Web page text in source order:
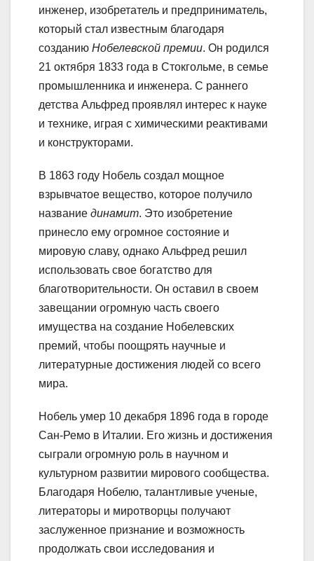
инженер, изобретатель и предприниматель,
который стал известным благодаря
созданию Нобелевской премии. Он родился
21 октября 1833 года в Стокгольме, в семье
промышленника и инженера. С раннего
детства Альфред проявлял интерес к науке
и технике, играя с химическими реактивами
и конструкторами.
В 1863 году Нобель создал мощное
взрывчатое вещество, которое получило
название динамит. Это изобретение
принесло ему огромное состояние и
мировую славу, однако Альфред решил
использовать свое богатство для
благотворительности. Он оставил в своем
завещании огромную часть своего
имущества на создание Нобелевских
премий, чтобы поощрять научные и
литературные достижения людей со всего
мира.
Нобель умер 10 декабря 1896 года в городе
Сан-Ремо в Италии. Его жизнь и достижения
сыграли огромную роль в научном и
культурном развитии мирового сообщества.
Благодаря Нобелю, талантливые ученые,
литераторы и миротворцы получают
заслуженное признание и возможность
продолжать свои исследования и